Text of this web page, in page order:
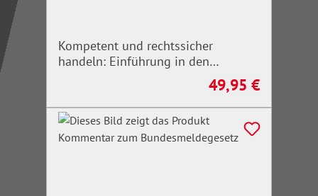
Kompetent und rechtssicher
handeln: Einführung in den
Regulärer Preis:
49,95 €